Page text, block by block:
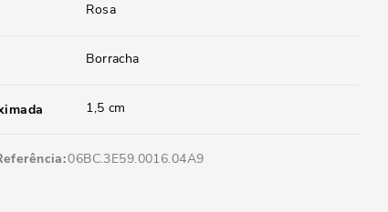
Rosa
Borracha
1,5 cm
06BC.3E59.0016.04A9